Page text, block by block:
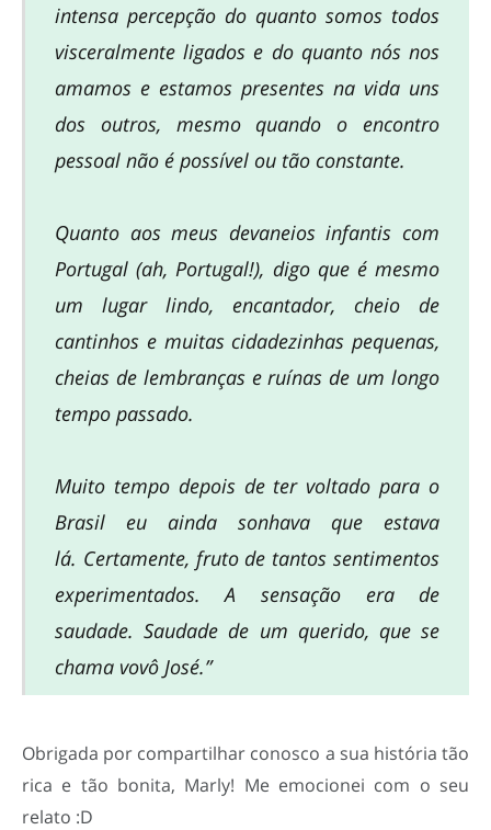
intensa percepção do quanto somos todos
visceralmente ligados e do quanto nós nos
amamos e estamos presentes na vida uns
dos outros, mesmo quando o encontro
pessoal não é possível ou tão constante.
Quanto aos meus devaneios infantis com
Portugal (ah, Portugal!), digo que é mesmo
um lugar lindo, encantador, cheio de
cantinhos e muitas cidadezinhas pequenas,
cheias de lembranças e ruínas de um longo
tempo passado.
Muito tempo depois de ter voltado para o
Brasil eu ainda sonhava que estava
lá. Certamente, fruto de tantos sentimentos
experimentados. A sensação era de
saudade. Saudade de um querido, que se
chama vovô José.”
Obrigada por compartilhar conosco a sua história tão
rica e tão bonita, Marly! Me emocionei com o seu
relato :D